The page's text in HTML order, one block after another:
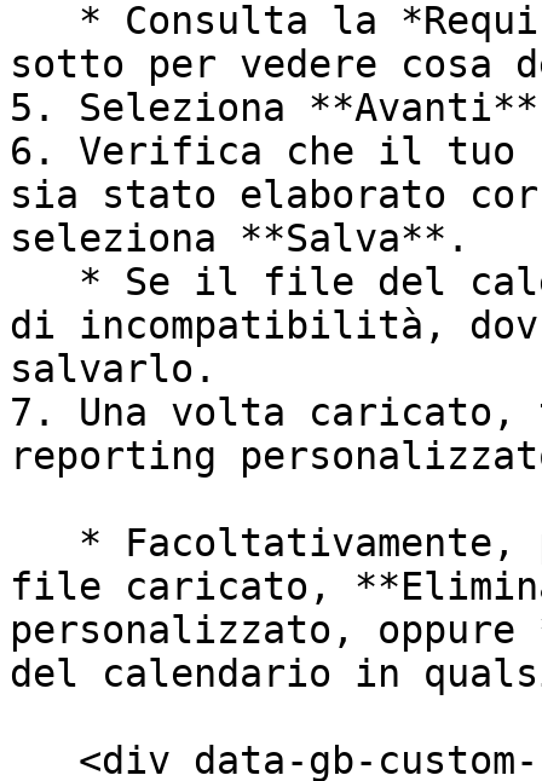
sotto per vedere
5. Seleziona
6. Verifica che il tuo
sia stato elaborato
seleziona **Salva**.
di incompatibilità,
salvarlo.
7. Una volta caricato,
reporting
file caricato,
personalizzato,
del calendario in